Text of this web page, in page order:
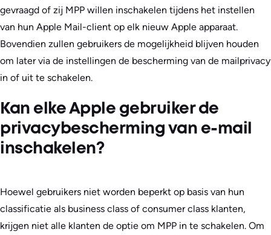
gevraagd of zij MPP willen inschakelen tijdens het instellen
van hun Apple Mail-client op elk nieuw Apple apparaat.
Bovendien zullen gebruikers de mogelijkheid blijven houden
om later via de instellingen de bescherming van de mailprivacy
in of uit te schakelen.
Kan elke Apple gebruiker de
privacybescherming van e-mail
inschakelen?
Hoewel gebruikers niet worden beperkt op basis van hun
classificatie als business class of consumer class klanten,
krijgen niet alle klanten de optie om MPP in te schakelen. Om